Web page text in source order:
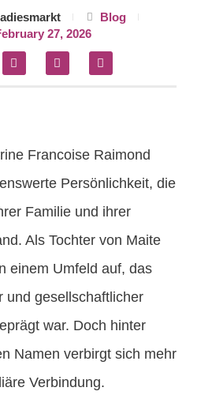
Blog
27, 2026
T
w
i
P
i
n
M
e
d
Francoise Raimond
Persönlichkeit, die
Familie und ihrer
Als Tochter von Maite
einem Umfeld auf, das
und gesellschaftlicher
war. Doch hinter
Namen verbirgt sich mehr
Verbindung.